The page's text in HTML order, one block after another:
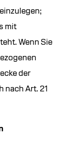
mit
Wenn Sie
der
nach Art. 21